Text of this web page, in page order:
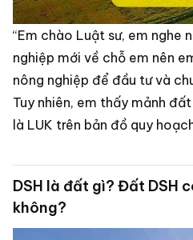
“Em chào Luật sư, em nghe
nghiệp mới về chỗ em nên
nông nghiệp để đầu tư và
Tuy nhiên, em thấy mảnh
là LUK trên bản đồ quy
được không ạ? Em cảm ơn
DSH là đất gì? Đất DSH
không?